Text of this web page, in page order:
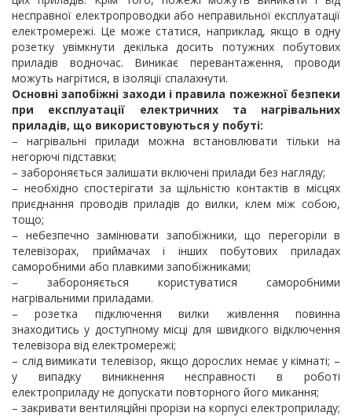
несправної електропроводки або неправильної експлуатації
електромережі. Це може статися, наприклад, якщо в одну
розетку увімкнути декілька досить потужних побутових
приладів водночас. Виникає перевантаження, проводи
можуть нагрітися, в ізоляції спалахнути.
Основні запобіжні заходи і правила пожежної безпеки
при експлуатації електричних та нагрівальних
приладів, що використовуються у побуті:
– нагрівальні прилади можна встановлювати тільки на
негорючі підставки;
– забороняється залишати включені прилади без нагляду;
– необхідно спостерігати за щільністю контактів в місцях
приєднання проводів приладів до вилки, клем між собою,
тощо;
– небезпечно замінювати запобіжники, що перегоріли в
телевізорах, приймачах і інших побутових приладах
саморобними або плавкими запобіжниками;
– забороняється користуватися саморобними
нагрівальними приладами.
– розетка підключення вилки живлення повинна
знаходитись у доступному місці для швидкого відключення
телевізора від електромережі;
– слід вимикати телевізор, якщо дорослих немає у кімнаті; –
у випадку виникнення несправності в роботі
електроприладу не допускати повторного його микання;
– закривати вентиляційні прорізи на корпусі електроприладу;